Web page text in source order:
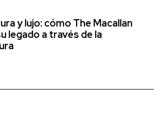
y lujo: cómo The Macallan
legado a través de la